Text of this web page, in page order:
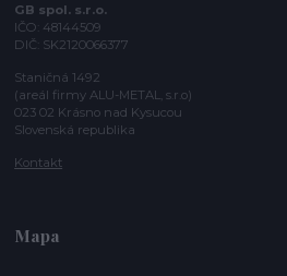
GB spol. s.r.o.
IČO: 48144509
DIČ: SK2120066377
Staničná 1492
(areál firmy ALU-METAL, s.r.o)
023 02 Krásno nad Kysucou
Slovenská republika
Kontakt
Mapa